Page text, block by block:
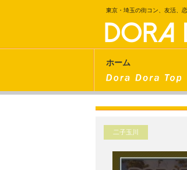
東京・埼玉の街コン、友活、
ホーム
二子玉川